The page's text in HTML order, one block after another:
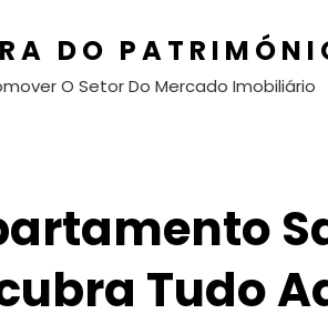
DO
O Setor Do Mercado Imobiliário
Tudo